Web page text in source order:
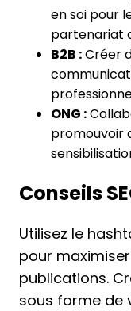
en soi pour
partenariat
B2B :Créer
ONG :
promouvoir
Conseils
Utilisez le
pour
publications.
sous forme de